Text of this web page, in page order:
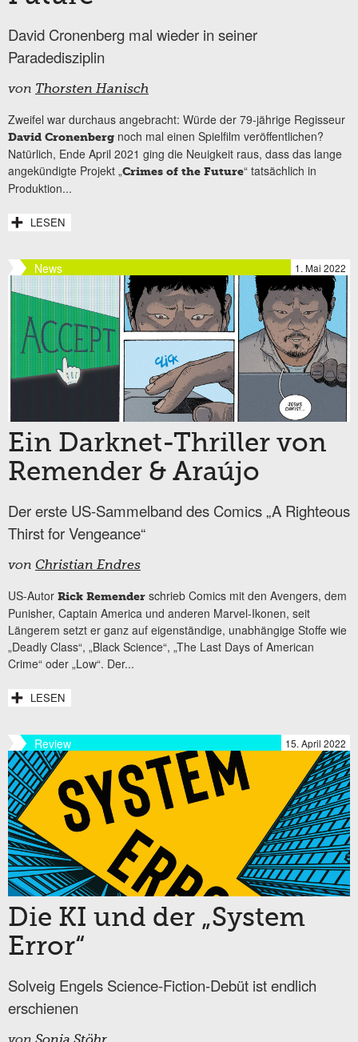
David Cronenberg mal wieder in seiner
Paradedisziplin
von Thorsten Hanisch
Zweifel war durchaus angebracht: Würde der 79-jährige Regisseur
David Cronenberg noch mal einen Spielfilm veröffentlichen?
Natürlich, Ende April 2021 ging die Neuigkeit raus, dass das lange
angekündigte Projekt „Crimes of the Future“ tatsächlich in
Produktion...
LESEN
News 1. Mai 2022
Ein Darknet-Thriller von
Remender & Araújo
Der erste US-Sammelband des Comics „A Righteous
Thirst for Vengeance“
von Christian Endres
US-Autor Rick Remender schrieb Comics mit den Avengers, dem
Punisher, Captain America und anderen Marvel-Ikonen, seit
Längerem setzt er ganz auf eigenständige, unabhängige Stoffe wie
„Deadly Class“, „Black Science“, „The Last Days of American
Crime“ oder „Low“. Der...
LESEN
Review 15. April 2022
Die KI und der „System
Error“
Solveig Engels Science-Fiction-Debüt ist endlich
erschienen